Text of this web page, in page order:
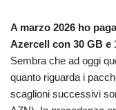
A marzo 2026 ho
Azercell con 30 GB
Sembra che ad oggi
quanto riguarda i
scaglioni successivi